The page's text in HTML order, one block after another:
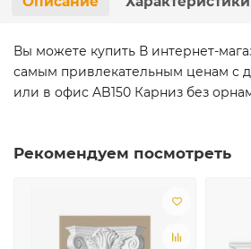
Вы можете купить В интернет-
самым привлекательным ценам с
или в офис AB150 Карниз без
Рекомендуем посмотреть